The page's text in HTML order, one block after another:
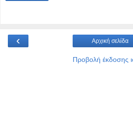
‹ Αρχική σελίδα
Προβολή έκδοσης